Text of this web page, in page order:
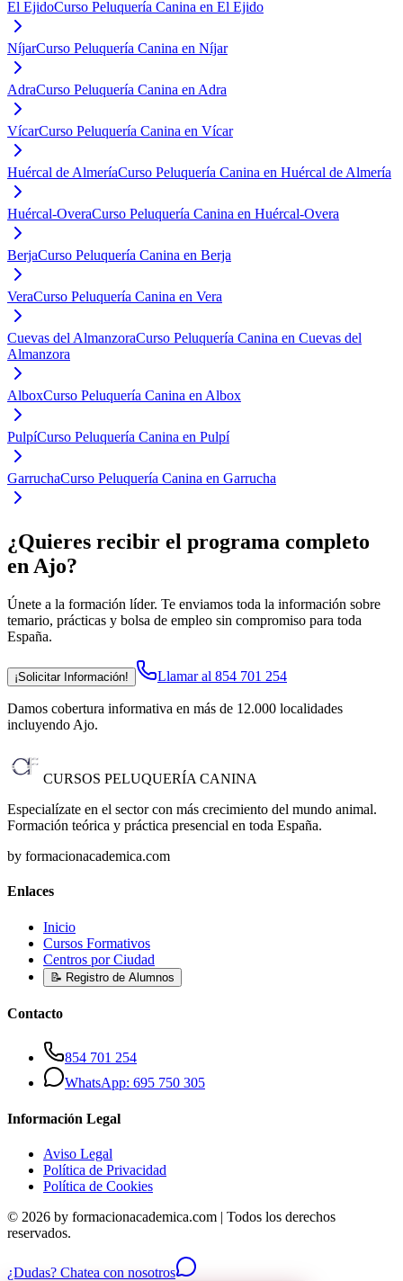
El EjidoCurso Peluquería Canina en El Ejido
NíjarCurso Peluquería Canina en Níjar
AdraCurso Peluquería Canina en Adra
VícarCurso Peluquería Canina en Vícar
Huércal de AlmeríaCurso Peluquería Canina en Huércal de Almería
Huércal-OveraCurso Peluquería Canina en Huércal-Overa
BerjaCurso Peluquería Canina en Berja
VeraCurso Peluquería Canina en Vera
Cuevas del AlmanzoraCurso Peluquería Canina en Cuevas del
Almanzora
AlboxCurso Peluquería Canina en Albox
PulpíCurso Peluquería Canina en Pulpí
GarruchaCurso Peluquería Canina en Garrucha
¿Quieres recibir el programa completo
en Ajo?
Únete a la formación líder. Te enviamos toda la información sobre
temario, prácticas y bolsa de empleo sin compromiso para toda
España.
¡Solicitar Información! Llamar al 854 701 254
Damos cobertura informativa en más de 12.000 localidades
incluyendo Ajo.
CURSOS PELUQUERÍA CANINA
Especialízate en el sector con más crecimiento del mundo animal.
Formación teórica y práctica presencial en toda España.
by formacionacademica.com
Enlaces
Inicio
Cursos Formativos
Centros por Ciudad
📝 Registro de Alumnos
Contacto
854 701 254
WhatsApp: 695 750 305
Información Legal
Aviso Legal
Política de Privacidad
Política de Cookies
© 2026 by formacionacademica.com | Todos los derechos
reservados.
¿Dudas? Chatea con nosotros